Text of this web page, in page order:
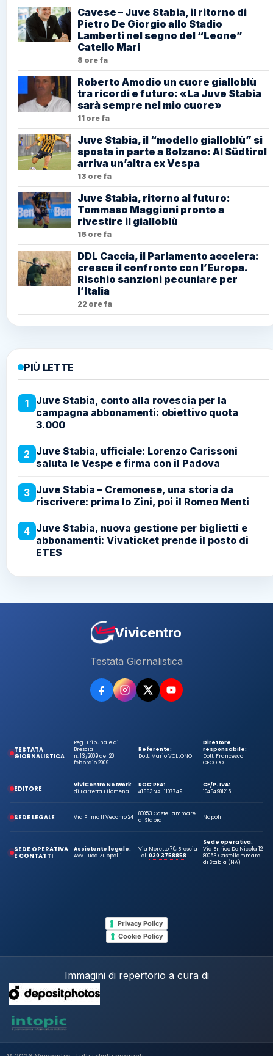
Cavese – Juve Stabia, il ritorno di
Pietro De Giorgio allo Stadio
Lamberti nel segno del “Leone”
Catello Mari
8 ore fa
Roberto Amodio un cuore gialloblù
tra ricordi e futuro: «La Juve Stabia
sarà sempre nel mio cuore»
11 ore fa
Juve Stabia, il “modello gialloblù” si
sposta in parte a Bolzano: Al Südtirol
arriva un’altra ex Vespa
13 ore fa
Juve Stabia, ritorno al futuro:
Tommaso Maggioni pronto a
rivestire il gialloblù
16 ore fa
DDL Caccia, il Parlamento accelera:
cresce il confronto con l’Europa.
Rischio sanzioni pecuniare per
l’Italia
22 ore fa
PIÙ LETTE
1
Juve Stabia, conto alla rovescia per la
campagna abbonamenti: obiettivo quota
3.000
2 Juve Stabia, ufficiale: Lorenzo Carissoni
saluta le Vespe e firma con il Padova
3 Juve Stabia – Cremonese, una storia da
riscrivere: prima lo Zini, poi il Romeo Menti
4 Juve Stabia, nuova gestione per biglietti e
abbonamenti: Vivaticket prende il posto di
ETES
Vivicentro
Testata Giornalistica
TESTATA
GIORNALISTICA
Reg. Tribunale di
Brescia
n. 13/2009 del 20
febbraio 2009
Referente:
Dott. Mario VOLLONO
Direttore
responsabile:
Dott. Francesco
CECORO
EDITORE
ViViCentro Network
di Barretta Filomena
ROC:
41663
REA:
NA-1107749
CF/P. IVA:
10464981215
SEDE LEGALE Via Plinio Il Vecchio 24
80053 Castellammare
di Stabia
Napoli
SEDE OPERATIVA
E CONTATTI
Assistente legale:
Avv. Luca Zuppelli
Via Moretto 70, Brescia
Tel.030 3758858
Sede operativa:
Via Enrico De Nicola 12
80053 Castellammare
di Stabia (NA)
Privacy Policy
Cookie Policy
Immagini di repertorio a cura di